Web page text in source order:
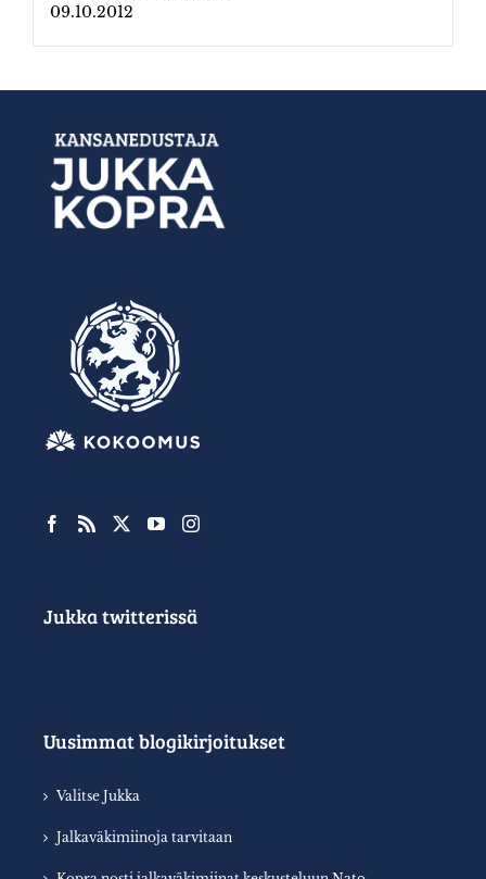
09.10.2012
Jukka twitterissä
Uusimmat blogikirjoitukset
Valitse Jukka
Jalkaväkimiinoja tarvitaan